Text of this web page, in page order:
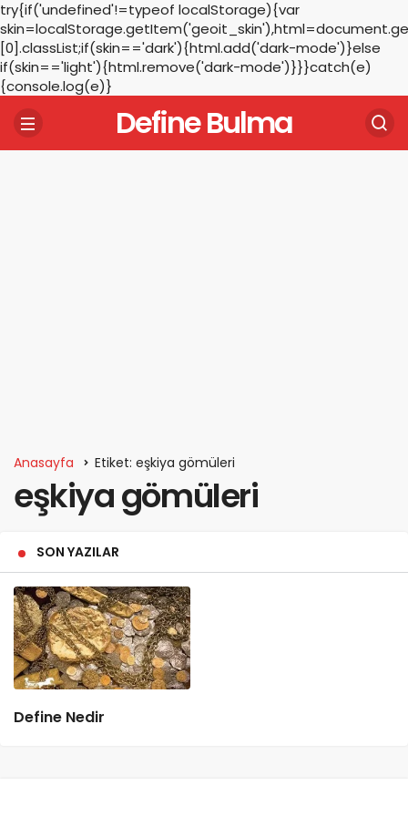
try{if('undefined'!=typeof localStorage){var
[0].classList;if(skin=='dark'){html.add('dark-mode')}else
if(skin=='light'){html.remove('dark-mode')}}}catch(e)
{console.log(e)}
Define Bulma
Anasayfa Etiket: eşkiya gömüleri
eşkiya gömüleri
SON YAZILAR
Define Nedir